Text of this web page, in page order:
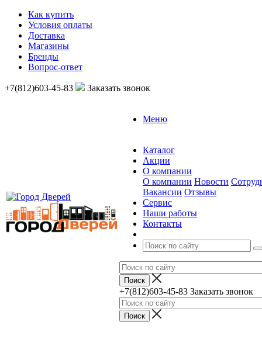
Как купить
Условия оплаты
Доставка
Магазины
Бренды
Вопрос-ответ
+7(812)603-45-83 Заказать звонок
Меню
Каталог
Акции
О компании
О компании Новости
Вакансии Отзывы
Сервис
Наши работы
Контакты
+7(812)603-45-83 Заказать звонок